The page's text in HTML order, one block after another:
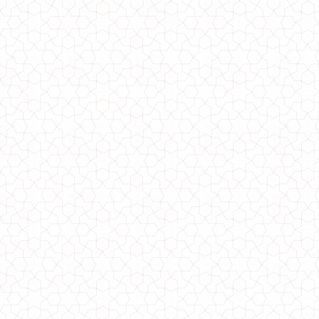
Нарядне жіноче плаття коротке з рукавом великого розміру
650.00грн.
Жіноче нарядне плаття з баскою і відкритими плечима
530.00грн.
Жіноче нарядне плаття з рукавом три чверті
650.00грн.